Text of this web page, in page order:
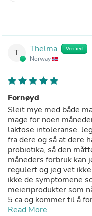
T Thelma Verified
Norway
Fornøyd
Sleit mye med både
mage for noen
laktose intoleranse.
fra dere og så at dere
probiotika, så den
måneders forbruk kan
regulert og jeg vet
ikke de symptomene
meieriprodukter som
5 ca og kommer til å
fornøyd og anbefales
Read More